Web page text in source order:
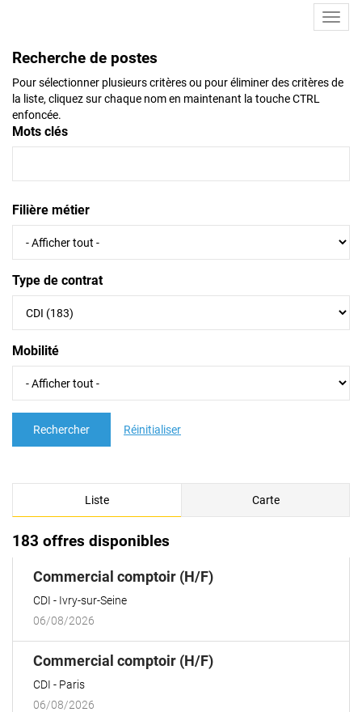
Recherche de postes
Pour sélectionner plusieurs critères ou pour éliminer des critères de
la liste, cliquez sur chaque nom en maintenant la touche CTRL
enfoncée.
Mots clés
Filière métier
Type de contrat
Mobilité
Rechercher Réinitialiser
Liste Carte
183 offres disponibles
Commercial comptoir (H/F)(Nouvelle
CDI
Ivry-sur-Seine
06/08/2026
Commercial comptoir (H/F)(Nouvelle
CDI
Paris
06/08/2026